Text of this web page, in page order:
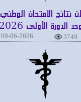
نتائج الامتحان الوطني
الدورة الأولى 2026
09-06-2026